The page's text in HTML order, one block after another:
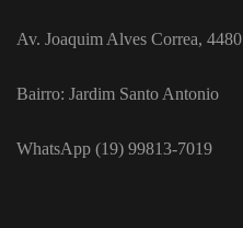
Av. Joaquim Alves Correa, 4480
Bairro: Jardim Santo Antonio
WhatsApp (19) 99813-7019